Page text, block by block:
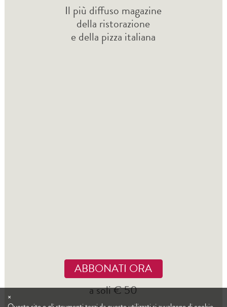
Il più diffuso magazine
della ristorazione
e della pizza italiana
ABBONATI ORA
a soli € 50
×